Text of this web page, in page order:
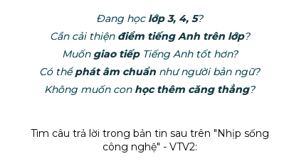
Đang học lớp 3, 4, 5?
Cần cải thiện điểm tiếng Anh trên lớp?
Muốn giao tiếp Tiếng Anh tốt hơn?
Có thểphát âm chuẩn như người bản ngữ?
Không muốn con học thêm căng thẳng?
Tìm câu trả lời trong bản tin sau trên "Nhịp sống
công nghệ" - VTV2: